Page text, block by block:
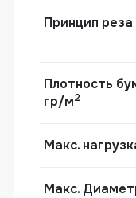
Принцип реза
Плотность
гр/м2
Макс.
Макс.